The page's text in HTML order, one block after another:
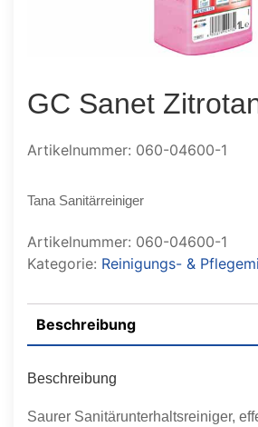
GC Sanet
Artikelnummer: 060-04600-1
Tana Sanitärreiniger
Artikelnummer: 060-04600-1
Kategorie: Reinigungs- &
Beschreibung
Beschreibung
Saurer Sanitärunterhaltsreiniger,